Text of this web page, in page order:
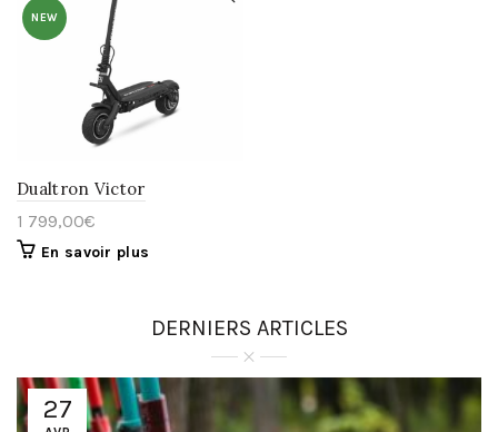
NEW
Dualtron Victor
1 799,00€
En savoir plus
DERNIERS ARTICLES
27